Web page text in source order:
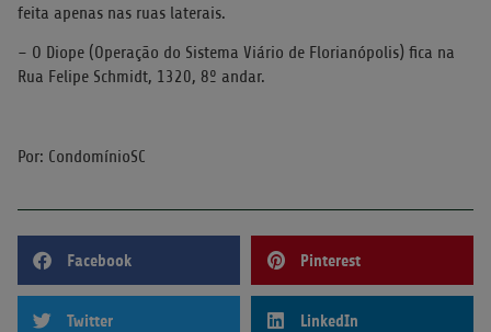
feita apenas nas ruas laterais.
– O Diope (Operação do Sistema Viário de Florianópolis) fica na
Rua Felipe Schmidt, 1320, 8º andar.
Por: CondomínioSC
Facebook Pinterest
Twitter LinkedIn